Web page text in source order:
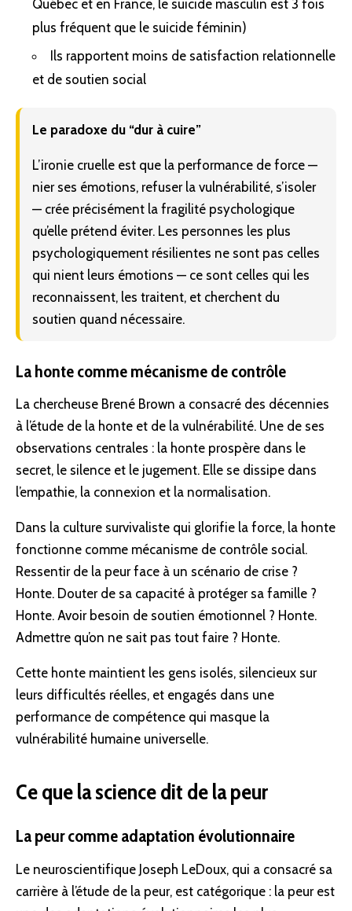
Québec et en France, le suicide masculin est 3 fois
plus fréquent que le suicide féminin)
Ils rapportent moins de satisfaction relationnelle
et de soutien social
Le paradoxe du “dur à cuire”
L’ironie cruelle est que la performance de force —
nier ses émotions, refuser la vulnérabilité, s’isoler
— crée précisément la fragilité psychologique
qu’elle prétend éviter. Les personnes les plus
psychologiquement résilientes ne sont pas celles
qui nient leurs émotions — ce sont celles qui les
reconnaissent, les traitent, et cherchent du
soutien quand nécessaire.
La honte comme mécanisme de contrôle
La chercheuse Brené Brown a consacré des décennies
à l’étude de la honte et de la vulnérabilité. Une de ses
observations centrales : la honte prospère dans le
secret, le silence et le jugement. Elle se dissipe dans
l’empathie, la connexion et la normalisation.
Dans la culture survivaliste qui glorifie la force, la honte
fonctionne comme mécanisme de contrôle social.
Ressentir de la peur face à un scénario de crise ?
Honte. Douter de sa capacité à protéger sa famille ?
Honte. Avoir besoin de soutien émotionnel ? Honte.
Admettre qu’on ne sait pas tout faire ? Honte.
Cette honte maintient les gens isolés, silencieux sur
leurs difficultés réelles, et engagés dans une
performance de compétence qui masque la
vulnérabilité humaine universelle.
Ce que la science dit de la peur
La peur comme adaptation évolutionnaire
Le neuroscientifique Joseph LeDoux, qui a consacré sa
carrière à l’étude de la peur, est catégorique : la peur est